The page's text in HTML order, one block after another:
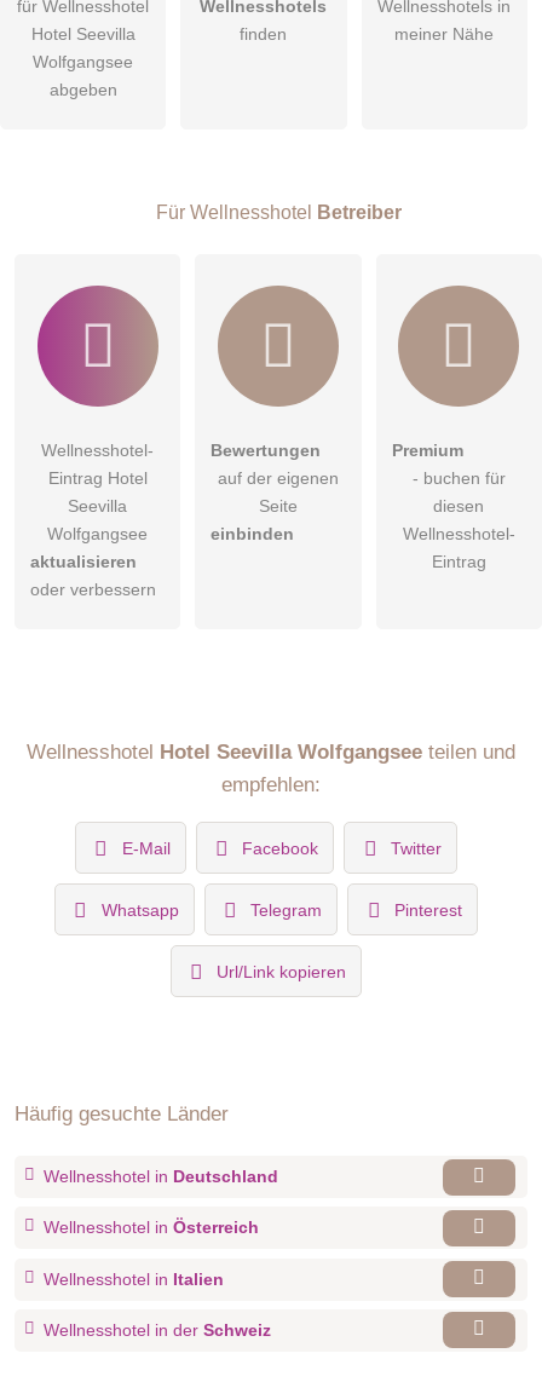
DieDatenschutzerklärunghabe ich zur Kenntnis genommen.
öffentliche Frage stellen
Wellnesshotel-Eintrag zu stellen.
für Wellnesshotel
Hotel Seevilla
Wolfgangsee
abgeben
Wellnesshotels
finden
Wellnesshotels in
meiner Nähe
Für Wellnesshotel Betreiber
Wellnesshotel-
Eintrag Hotel
Seevilla
Wolfgangsee
aktualisieren
oder verbessern
Bewertungen
auf der eigenen
Seite
einbinden
Premium
- buchen für
diesen
Wellnesshotel-
Eintrag
Wellnesshotel Hotel Seevilla Wolfgangsee teilen und
empfehlen:
E-Mail Facebook Twitter
Whatsapp Telegram Pinterest
Url/Link kopieren
Häufig gesuchte Länder
Wellnesshotel in Deutschland
Wellnesshotel in Österreich
Wellnesshotel in Italien
Wellnesshotel in der Schweiz